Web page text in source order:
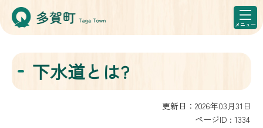
下水道とは?
更新日：2026年03月31日
ページID : 1334